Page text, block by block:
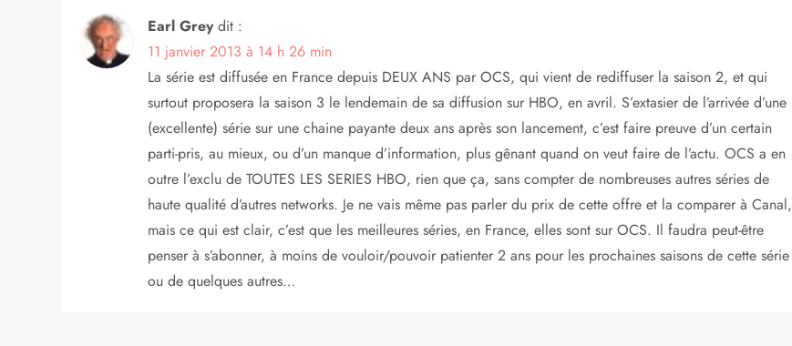
t
Earl Grey dit :
11 janvier 2013 à 14 h 26 min
La série est diffusée en France depuis DEUX ANS par OCS, qui vient de rediffuser la saison 2, et qui
surtout proposera la saison 3 le lendemain de sa diffusion sur HBO, en avril. S’extasier de l’arrivée d’une
(excellente) série sur une chaine payante deux ans après son lancement, c’est faire preuve d’un certain
parti-pris, au mieux, ou d’un manque d’information, plus gênant quand on veut faire de l’actu. OCS a en
outre l’exclu de TOUTES LES SERIES HBO, rien que ça, sans compter de nombreuses autres séries de
haute qualité d’autres networks. Je ne vais même pas parler du prix de cette offre et la comparer à Canal,
mais ce qui est clair, c’est que les meilleures séries, en France, elles sont sur OCS. Il faudra peut-être
penser à s’abonner, à moins de vouloir/pouvoir patienter 2 ans pour les prochaines saisons de cette série
ou de quelques autres…